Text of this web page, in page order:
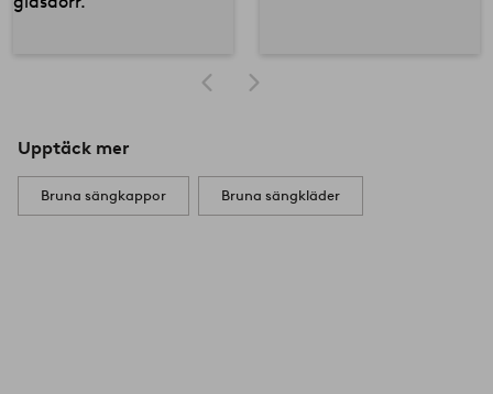
Upptäck mer
Bruna sängkappor Bruna sängkläder